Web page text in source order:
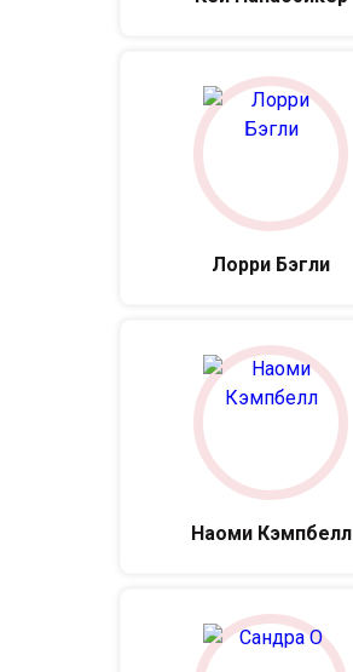
Лорри Бэгли
Наоми Кэмпбелл